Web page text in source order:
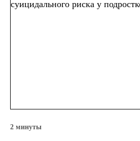
2 минуты